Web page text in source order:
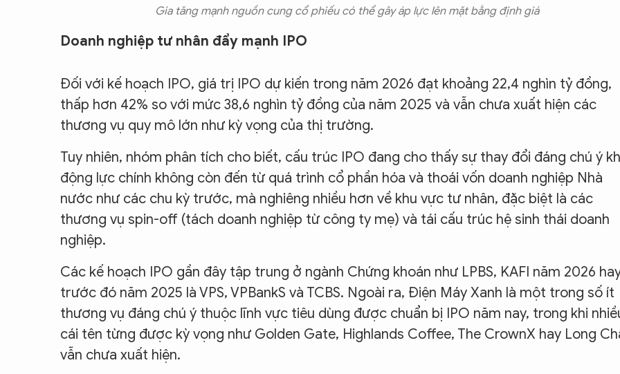
Gia tăng mạnh nguồn cung cổ phiếu có thể gây áp lực lên mặt bằng định giá
Doanh nghiệp tư nhân đẩy mạnh IPO
Đối với kế hoạch IPO, giá trị IPO dự kiến trong năm 2026 đạt khoảng 22,4 nghìn tỷ đồng,
thấp hơn 42% so với mức 38,6 nghìn tỷ đồng của năm 2025 và vẫn chưa xuất hiện các
thương vụ quy mô lớn như kỳ vọng của thị trường.
Tuy nhiên, nhóm phân tích cho biết, cấu trúc IPO đang cho thấy sự thay đổi đáng chú ý
động lực chính không còn đến từ quá trình cổ phần hóa và thoái vốn doanh nghiệp Nhà
nước như các chu kỳ trước, mà nghiêng nhiều hơn về khu vực tư nhân, đặc biệt là các
thương vụ spin-off (tách doanh nghiệp từ công ty mẹ) và tái cấu trúc hệ sinh thái doanh
nghiệp.
Các kế hoạch IPO gần đây tập trung ở ngành Chứng khoán như LPBS, KAFI năm 2026
trước đó năm 2025 là VPS, VPBankS và TCBS. Ngoài ra, Điện Máy Xanh là một trong số ít
thương vụ đáng chú ý thuộc lĩnh vực tiêu dùng được chuẩn bị IPO năm nay, trong khi
cái tên từng được kỳ vọng như Golden Gate, Highlands Coffee, The CrownX hay Long
vẫn chưa xuất hiện.